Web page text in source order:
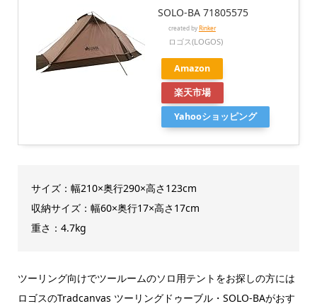
SOLO-BA 71805575
created byRinker
ロゴス(LOGOS)
Amazon
楽天市場
Yahooショッピング
サイズ：幅210×奥行290×高さ123cm
収納サイズ：幅60×奥行17×高さ17cm
重さ：4.7kg
ツーリング向けでツールームのソロ用テントをお探しの方には
ロゴスのTradcanvas ツーリングドゥーブル・SOLO-BAがおす